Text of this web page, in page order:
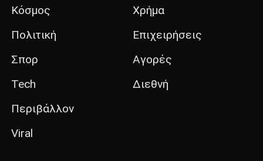
Κόσμος
Πολιτική
Σπορ
Tech
Περιβάλλον
Viral
Χρήμα
Επιχειρήσεις
Αγορές
Διεθνή